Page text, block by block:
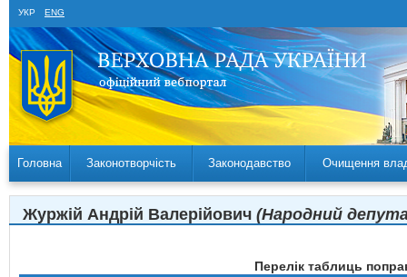
УКР ENG
Головна Законотворчість Законодавство Очищення
Журжій Андрій Валерійович (Народний
Перелік таблиць